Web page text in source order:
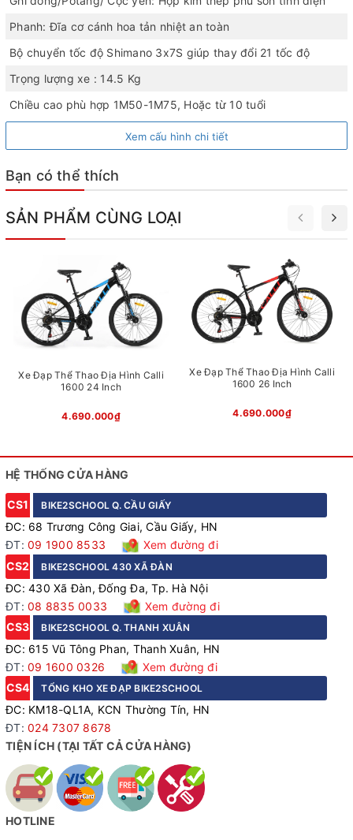
Khung xe được làm từ hợp kim thép sơn tĩnh điện cao
cấp mang lại độ chắc chắn, ổn định và bền bỉ
Lựa chọn hợp kim thép làm khung xe mang đến cho chiếc xe
Vicky sự chắc chắn ổn định nhờ vào đặc tính rắn chắc, bền và
chống sốc tốt của loại hợp kim này . Kết cấu cơ học tiêu chuẩn
giúp xe chịu được va đập mạnh va khả năng chống biến dạng
khi va chạm. Tuy nhiên thiết kế lại không hề cứng nhắc mà cực
cấp với màu sắc trẻ trung, nổi bật giúp tăng thêm tính thẩm mỹ
và bảo vệ cho khung xe bền bỉ.
Lốp xe thể thao 26x1.95 dầy dặn, với thiết kế nhiều
rãnh giúp tránh được các vật nhọn và tăng độ bám
đường bất chấp thời tiết khắc nghiệt.
Với thiết kế lốpxe đạp thể thao
gai và rãnh trên bánh xe giúp bạn giảm bớt khả năng cán phải
vật nhọn gây ra thủng, rách săm lốp. Ngoài ra cũng tăng độ
bám đường của xe giúp bạn thoải mái đi xe trên đường bằng
cũng như là đường ghồ ghề hay trong thời tiết mưa gió khắc
nghiệt.
Phanh: Đĩa cơ cánh hoa tản nhiệt an toàn
Bộ chuyển tốc độ Shimano 3x7S giúp thay đổi 21 tốc độ
Trọng lượng xe : 14.5 Kg
Chiều cao phù hợp 1M50-1M75, Hoặc từ 10 tuổi
Xem cấu hình chi tiết
Bạn có thể thích
SẢN PHẨM CÙNG LOẠI
Xe Đạp Thể Thao Địa Hình Calli
1600 24 Inch
4.690.000₫
Xe Đạp Thể Thao Địa Hình Calli
1600 26 Inch
4.690.000₫
HỆ THỐNG CỬA HÀNG
CS1 BIKE2SCHOOL Q. CẦU GIẤY
ĐC: 68 Trương Công Giai, Cầu Giấy, HN
ĐT: 09 1900 8533
Xem đường đi
CS2
BIKE2SCHOOL 430 XÃ ĐÀN
ĐC: 430 Xã Đàn, Đống Đa, Tp. Hà Nội
ĐT: 08 8835 0033
Xem đường đi
CS3
BIKE2SCHOOL Q. THANH XUÂN
ĐC: 615 Vũ Tông Phan, Thanh Xuân, HN
ĐT: 09 1600 0326
Xem đường đi
CS4
TỔNG KHO XE ĐẠP BIKE2SCHOOL
ĐC: KM18-QL1A, KCN Thường Tín, HN
ĐT: 024 7307 8678
TIỆN ÍCH (TẠI TẤT CẢ CỬA HÀNG)
HOTLINE